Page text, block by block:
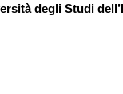
degli Studi